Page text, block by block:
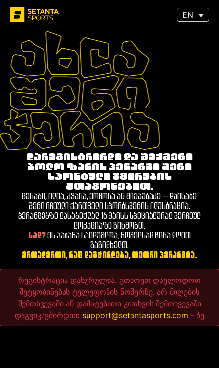
EN
დარეგისტრირდი და შექმენი
ბოლო ზარის პერანგი შენი
სპორტული გმირების
შთაგონებით.
მერაბი, ილია, კვარა, ქოჩორა ან მიქაუტაძე — დაიხატე
შენი რჩეული ქართველი სპორტსმენის ილუსტრაცია.
პერანგებზე დასაბეჭდად 16 მაისს სპეციალურად შერჩეულ
ლოკაციაზე გიხმობთ.
სად?ეს პატარა საიდუმლოა, რომელსაც წინა დღით
გაგიმხელთ.
ერთადერთი, რაც დაგჭირდება, თეთრი პერანგია.
რეგისტრაცია დახურულია. გთხოვთ დაელოდოთ
შეტყობინებას ტელეფონის ნომერზე. არ მიღების
შემთხვევაში ან დამატებითი კითხვის შემთხვევაში
დაგვიკავშირდით support@setantasports.com - ზე